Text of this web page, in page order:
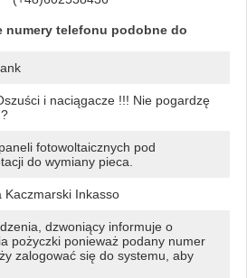
numery telefonu podobne do
i naciągacze !!! Nie pogardzę
fotowoltaicznych pod
do wymiany pieca.
Inkasso
dzwoniący informuje o
pożyczki ponieważ podany numer
zalogować się do systemu, aby